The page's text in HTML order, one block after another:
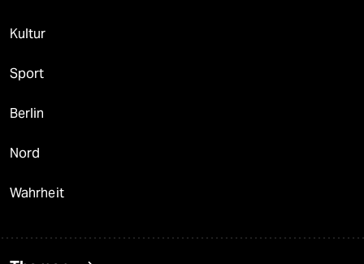
Kultur
Sport
Berlin
Nord
Wahrheit